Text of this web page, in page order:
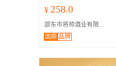
¥ 258.0
邵东市将帅酒业有限公司
国鼎 品牌